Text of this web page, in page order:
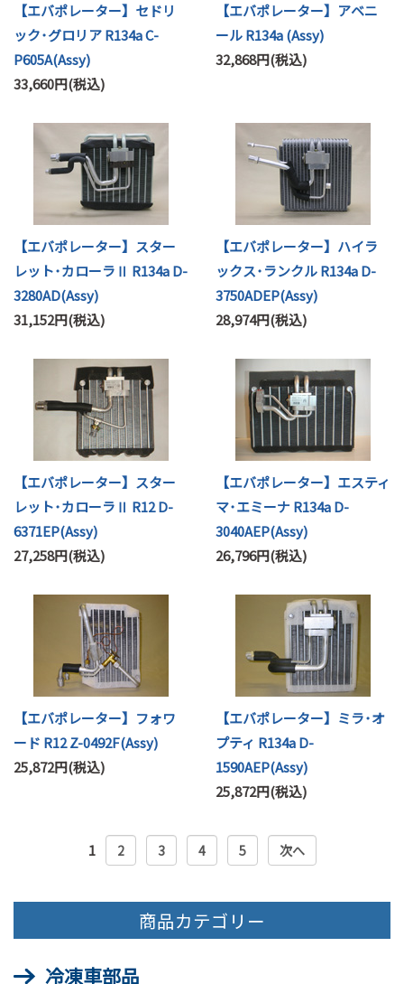
【エバポレーター】セドリ
ック･グロリア R134a C-
P605A(Assy)
33,660円(税込)
【エバポレーター】アベニ
ール R134a (Assy)
32,868円(税込)
【エバポレーター】スター
レット･カローラⅡ R134a D-
3280AD(Assy)
31,152円(税込)
【エバポレーター】ハイラ
ックス･ランクル R134a D-
3750ADEP(Assy)
28,974円(税込)
【エバポレーター】スター
レット･カローラⅡ R12 D-
6371EP(Assy)
27,258円(税込)
【エバポレーター】エスティ
マ･エミーナ R134a D-
3040AEP(Assy)
26,796円(税込)
【エバポレーター】フォワ
ード R12 Z-0492F(Assy)
25,872円(税込)
【エバポレーター】ミラ･オ
プティ R134a D-
1590AEP(Assy)
25,872円(税込)
1 2 3 4 5 次へ
商品カテゴリー
冷凍車部品